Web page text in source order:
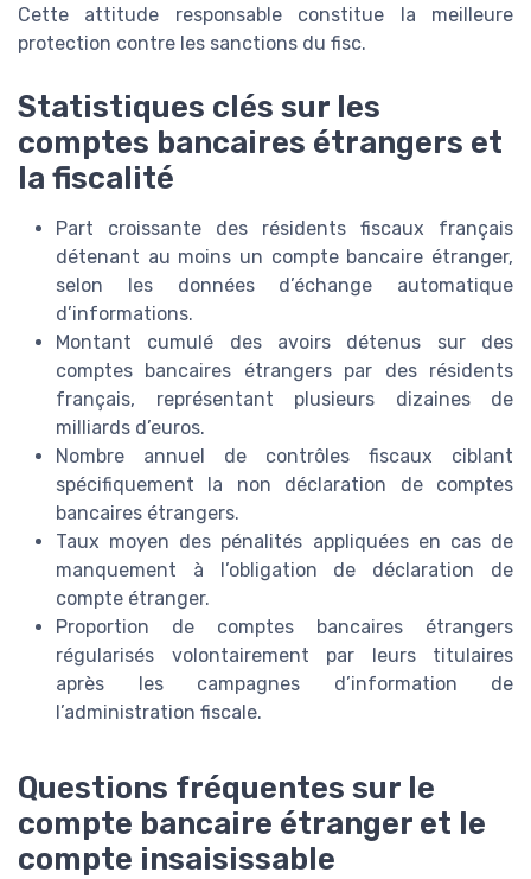
Cette attitude responsable constitue la meilleure
protection contre les sanctions du fisc.
Statistiques clés sur les
comptes bancaires étrangers et
la fiscalité
Part croissante des résidents fiscaux français
détenant au moins un compte bancaire étranger,
selon les données d’échange automatique
d’informations.
Montant cumulé des avoirs détenus sur des
comptes bancaires étrangers par des résidents
français, représentant plusieurs dizaines de
milliards d’euros.
Nombre annuel de contrôles fiscaux ciblant
spécifiquement la non déclaration de comptes
bancaires étrangers.
Taux moyen des pénalités appliquées en cas de
manquement à l’obligation de déclaration de
compte étranger.
Proportion de comptes bancaires étrangers
régularisés volontairement par leurs titulaires
après les campagnes d’information de
l’administration fiscale.
Questions fréquentes sur le
compte bancaire étranger et le
compte insaisissable